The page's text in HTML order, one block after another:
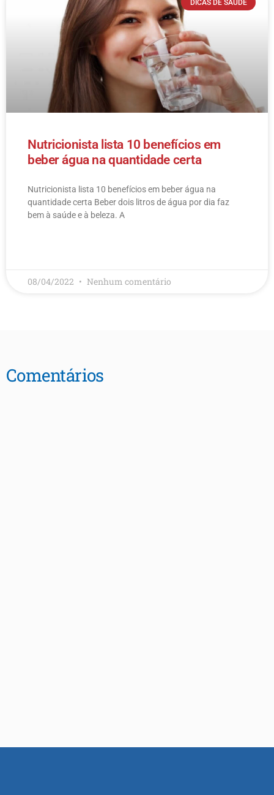
DICAS DE SAÚDE
Nutricionista lista 10 benefícios em
beber água na quantidade certa
Nutricionista lista 10 benefícios em beber água na
quantidade certa Beber dois litros de água por dia faz
bem à saúde e à beleza. A
08/04/2022 Nenhum comentário
Comentários